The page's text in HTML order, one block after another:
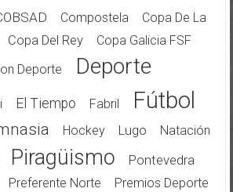
Compostela
Copa De La
Copa Del Rey
Copa Galicia FSF
Deporte
Deporte
El Tiempo Fabril Fútbol
Hockey Lugo Natación
Piragüismo
Pontevedra
Preferente Norte
Premios Deporte